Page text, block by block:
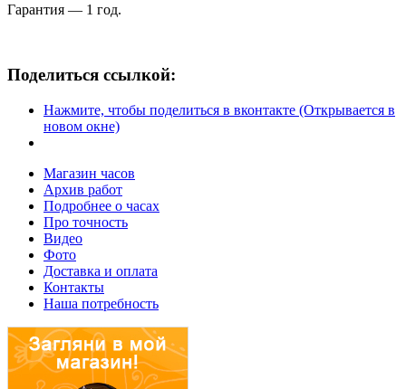
Гарантия — 1 год.
Поделиться ссылкой:
Нажмите, чтобы поделиться в вконтакте (Открывается в
новом окне)
Магазин часов
Архив работ
Подробнее о часах
Про точность
Видео
Фото
Доставка и оплата
Контакты
Наша потребность